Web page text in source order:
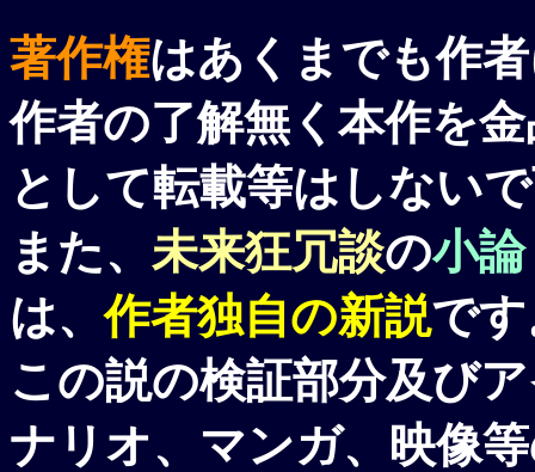
著作権はあくまでも作
作者の了解無く本作を
として転載等はしない
また、 未来狂冗談の小
は、作者独自の新説で
この説の検証部分及び
ナリオ、マンガ、映像